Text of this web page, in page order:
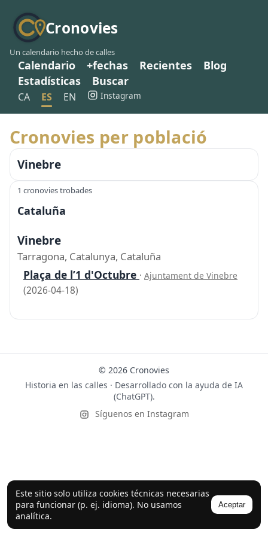
Cronovies
Un calendario hecho de calles
Calendario +fechas Recientes
Blog
Estadísticas
Buscar
CA ES EN Instagram
Este sitio solo utiliza cookies técnicas necesarias
para funcionar (p. ej. idioma). No usamos
analítica.
Aceptar
Cronovies per població
Vinebre
1 cronovies trobades
Cataluña
Vinebre
Tarragona, Catalunya, Cataluña
Plaça de l’1 d'Octubre · Ajuntament de Vinebre
(2026-04-18)
© 2026 Cronovies
Historia en las calles · Desarrollado con la ayuda de IA
(ChatGPT).
Síguenos en Instagram